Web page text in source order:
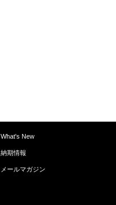
What's New
納期情報
メールマガジン